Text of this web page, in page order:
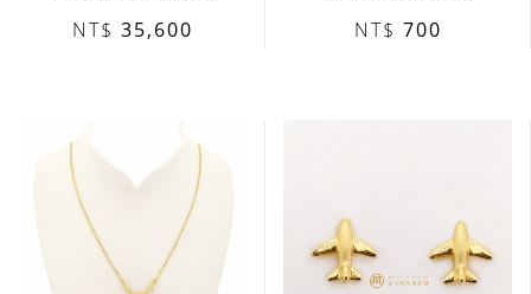
35,600 700